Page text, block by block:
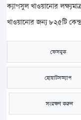
ক্যাপসুল খাওয়ানোর
খাওয়ানোর জন্য ৮২৫টি
ফেসবুক
হোয়াটসঅ্যাপ
সংরক্ষণ করুন